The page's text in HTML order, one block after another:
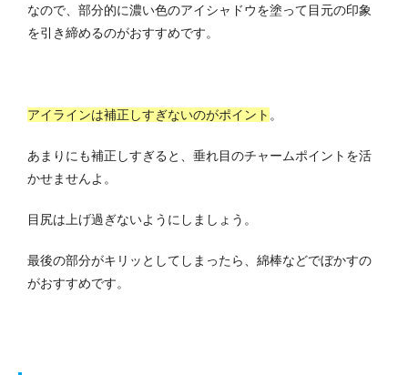
なので、部分的に濃い色のアイシャドウを塗って目元の印象
を引き締めるのがおすすめです。
アイラインは補正しすぎないのがポイント 。
あまりにも補正しすぎると、垂れ目のチャームポイントを活
かせませんよ。
目尻は上げ過ぎないようにしましょう。
最後の部分がキリッとしてしまったら、綿棒などでぼかすの
がおすすめです。